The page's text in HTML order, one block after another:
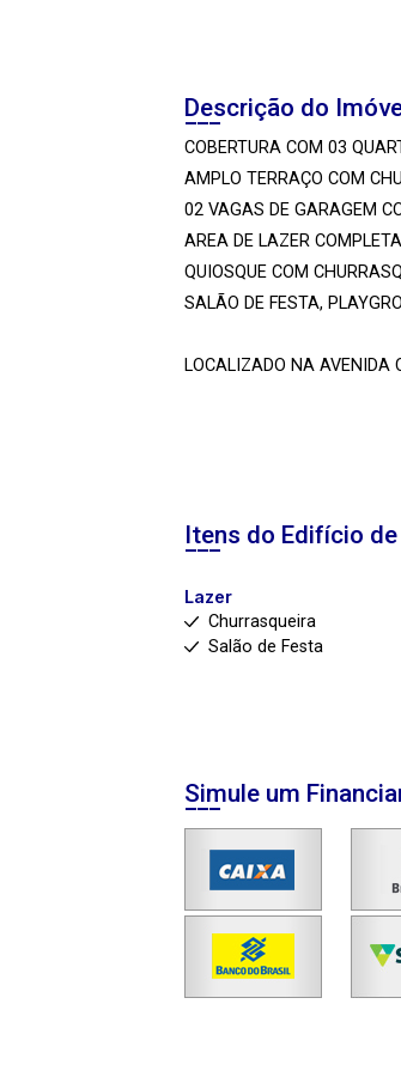
Descrição do
COBERTURA COM 03
AMPLO TERRAÇO COM
02 VAGAS DE GARAGEM
AREA DE LAZER
QUIOSQUE COM
SALÃO DE FESTA,
LOCALIZADO NA AVENIDA
Itens do Edifício
Lazer
Churrasqueira
Salão de Festa
Simule um